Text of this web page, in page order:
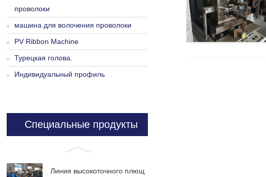
проволоки
машина для волочения проволоки
PV Ribbon Machine
Турецкая голова.
Индивидуальный профиль
Специальные продукты
Линия высокоточного плющ